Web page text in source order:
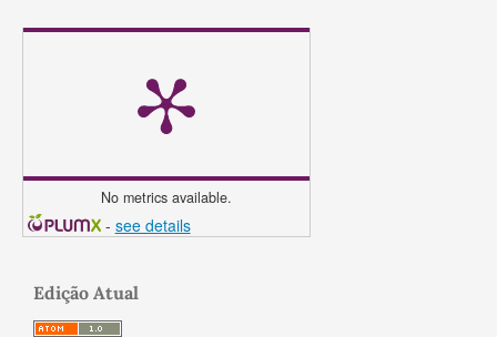
No metrics available.
- see details
Edição Atual